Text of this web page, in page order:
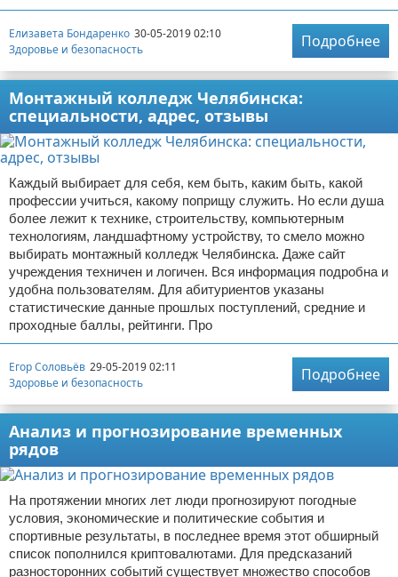
Елизавета Бондаренко 30-05-2019 02:10
Здоровье и безопасность
Подробнее
Монтажный колледж Челябинска:
специальности, адрес, отзывы
Каждый выбирает для себя, кем быть, каким быть, какой
профессии учиться, какому поприщу служить. Но если душа
более лежит к технике, строительству, компьютерным
технологиям, ландшафтному устройству, то смело можно
выбирать монтажный колледж Челябинска. Даже сайт
учреждения техничен и логичен. Вся информация подробна и
удобна пользователям. Для абитуриентов указаны
статистические данные прошлых поступлений, средние и
проходные баллы, рейтинги. Про
Егор Соловьёв 29-05-2019 02:11
Здоровье и безопасность
Подробнее
Анализ и прогнозирование временных
рядов
На протяжении многих лет люди прогнозируют погодные
условия, экономические и политические события и
спортивные результаты, в последнее время этот обширный
список пополнился криптовалютами. Для предсказаний
разносторонних событий существует множество способов